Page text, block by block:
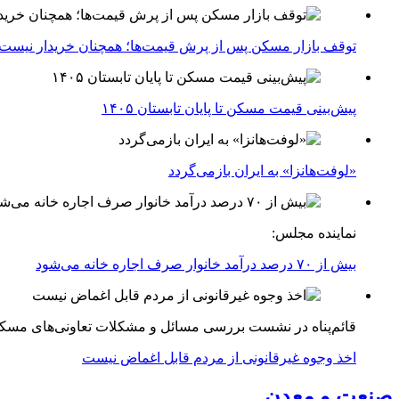
توقف بازار مسکن پس از پرش قیمت‌ها؛ همچنان خریدار
پیش‌بینی قیمت مسکن تا پایان تابستان ۱۴۰۵
«لوفت‌هانزا» به ایران بازمی‌گردد
نماینده مجلس:
بیش از ۷۰ درصد درآمد خانوار صرف اجاره خانه می‌شود
قائم‌پناه در نشست بررسی مسائل و مشکلات تعاونی‌های
اخذ وجوه غیرقانونی از مردم قابل اغماض نیست